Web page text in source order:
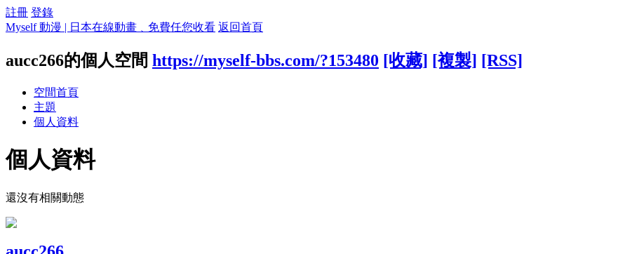
註冊 登錄
Myself 動漫 | 日本在線動畫﹑免費任您收看 返回首頁
aucc266的個人空間 https://myself-bbs.com/?153480 [收藏] [複製] [RSS]
空間首頁
主題
個人資料
個人資料
還沒有相關動態